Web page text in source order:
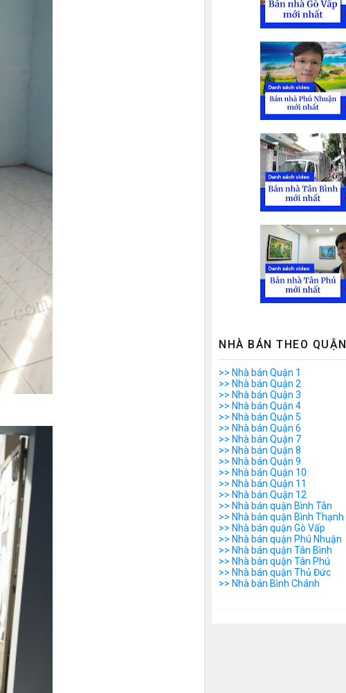
NHÀ BÁN THEO QUẬN
>> Nhà bán Quận 1
>> Nhà bán Quận 2
>> Nhà bán Quận 3
>> Nhà bán Quận 4
>> Nhà bán Quận 5
>> Nhà bán Quận 6
>> Nhà bán Quận 7
>> Nhà bán Quận 8
>> Nhà bán Quận 9
>> Nhà bán Quận 10
>> Nhà bán Quận 11
>> Nhà bán Quận 12
>> Nhà bán quận Bình Tân
>> Nhà bán quận Bình Thạnh
>> Nhà bán quận Gò Vấp
>> Nhà bán quận Phú Nhuận
>> Nhà bán quận Tân Bình
>> Nhà bán quận Tân Phú
>> Nhà bán quận Thủ Đức
>> Nhà bán Bình Chánh